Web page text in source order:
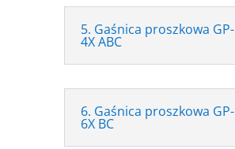
5. Gaśnica proszkowa GP-
4X ABC
6. Gaśnica proszkowa GP-
6X BC